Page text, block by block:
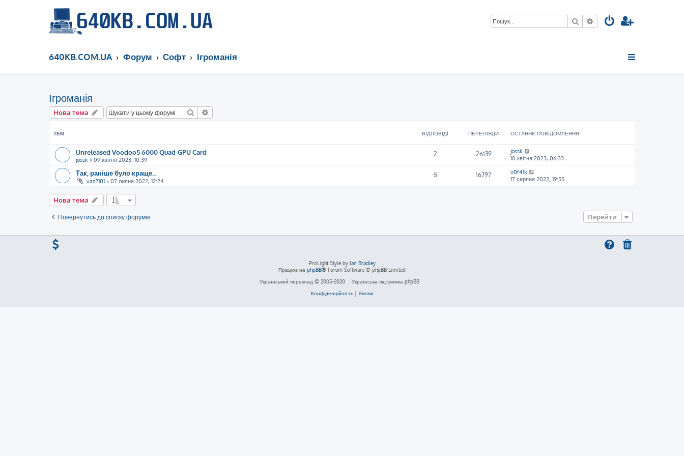
ПошукРозширений пошук
640KB.COM.UA Форум Софт Ігроманія
Ігроманія
Нова тема Пошук
ТЕМ ВІДПОВІДІ ПЕРЕГЛЯДИ ОСТАННЄ ПОВІДОМЛЕННЯ
Unreleased Voodoo5 6000 Quad-GPU Card
jossk » 09 квітня 2023, 10:39
2 26139
jossk
10 квітня 2023, 06:33
Так, раніше було краще...
vaz2101 » 07 липня 2022, 12:24
5 16797
v0f41k
17 серпня 2022, 19:55
Нова тема
Повернутись до списку форумів Перейти
ProLight Style by Ian Bradley
Працює на phpBB® Forum Software © phpBB Limited
Український переклад © 2005-2020
Українська підтримка phpBB
Конфіденційність| Умови